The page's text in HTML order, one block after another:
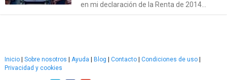
en mi declaración de la Renta de 2014...
Inicio Sobre nosotros Ayuda Blog Contacto Condiciones de uso
Privacidad y cookies